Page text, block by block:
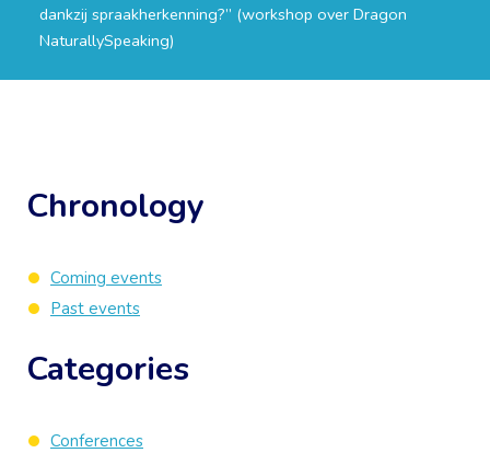
dankzij spraakherkenning?” (workshop over Dragon
NaturallySpeaking)
Chronology
Coming events
Past events
Categories
Conferences